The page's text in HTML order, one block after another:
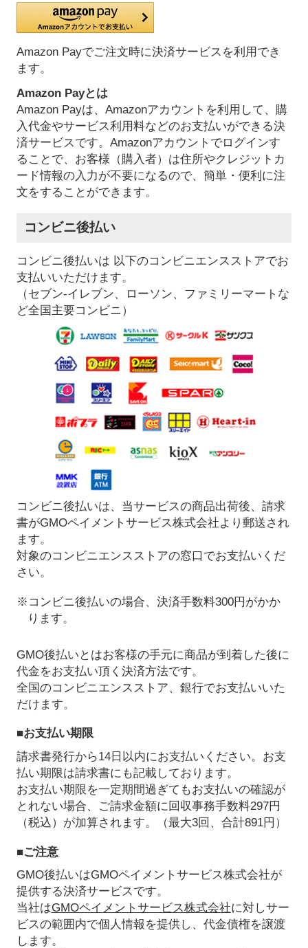
Amazon Payでご注文時に決済サービスを利用でき
ます。
Amazon Payとは
Amazon Payは、Amazonアカウントを利用して、購
入代金やサービス利用料などのお支払いができる決
済サービスです。Amazonアカウントでログインす
ることで、お客様（購入者）は住所やクレジットカ
ード情報の入力が不要になるので、簡単・便利に注
文をすることができます。
コンビニ後払い
コンビニ後払いは 以下のコンビニエンスストアでお
支払いいただけます。
（セブン-イレブン、ローソン、ファミリーマートな
ど全国主要コンビニ）
コンビニ後払いは、当サービスの商品出荷後、請求
書がGMOペイメントサービス株式会社より郵送され
ます。
対象のコンビニエンスストアの窓口でお支払いくだ
さい。
※コンビニ後払いの場合、決済手数料300円がかか
ります。
GMO後払いとはお客様の手元に商品が到着した後に
代金をお支払い頂く決済方法です。
全国のコンビニエンスストア、銀行でお支払いいた
だけます。
■お支払い期限
請求書発行から14日以内にお支払いください。お支
払い期限は請求書にも記載しております。
お支払い期限を一定期間過ぎてもお支払いの確認が
とれない場合、ご請求金額に回収事務手数料297円
（税込）が加算されます。（最大3回、合計891円）
■ご注意
GMO後払いはGMOペイメントサービス株式会社が
提供する決済サービスです。
当社はGMOペイメントサービス株式会社に対しサー
ビスの範囲内で個人情報を提供し、代金債権を譲渡
します。